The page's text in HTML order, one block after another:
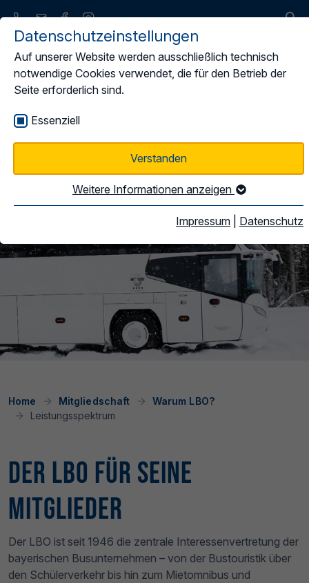
Datenschutzeinstellungen
Auf unserer Website werden ausschließlich technisch
notwendige Cookies verwendet, die für den Betrieb der
Seite erforderlich sind.
Essenziell
Verstanden
Weitere Informationen anzeigen
Impressum Datenschutz
Leistungsspektrum
Home Mitgliedschaft
Warum LBO?
Leistungsspektrum
Der LBO für seine
Mitglieder
Der LBO ist seit 1946 die zentrale Interessenvertretung der
bayerischen Busunternehmen – von der Bustouristik über
den Schülerverkehr bis hin zum Mietomnibus und